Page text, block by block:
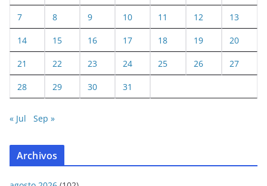
7 8 9 10 11 12 13
14 15 16 17 18 19 20
21 22 23 24 25 26 27
28 29 30 31
« Jul Sep »
Archivos